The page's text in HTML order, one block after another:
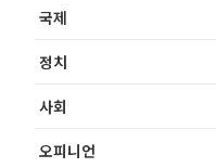
국제
정치
사회
오피니언